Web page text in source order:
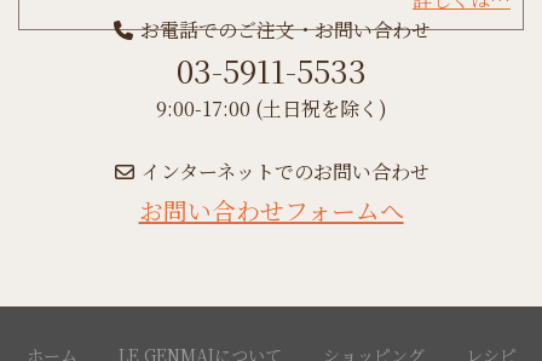
お電話でのご注文・お問い合わせ
03-5911-5533
9:00-17:00 (土日祝を除く)
インターネットでのお問い合わせ
お問い合わせフォームへ
ホーム LE GENMAIについて ショッピング レシピ